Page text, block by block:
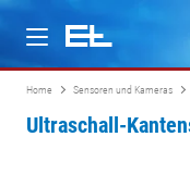
Produkte
Home Sensoren und Kameras
Ultraschall-